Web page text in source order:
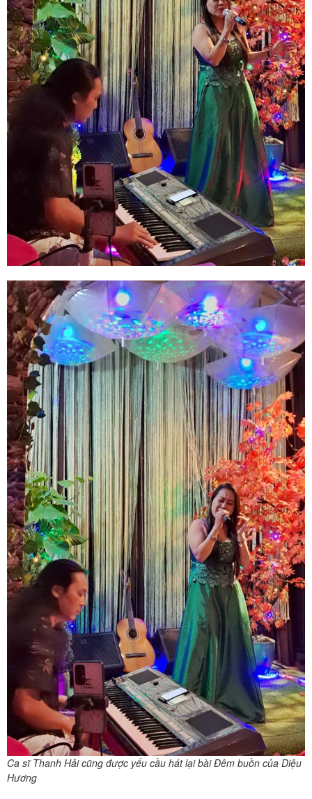
Ca sĩ Thanh Hải cũng được yếu cầu hát lại bài Đêm buồn của Diệu
Hương